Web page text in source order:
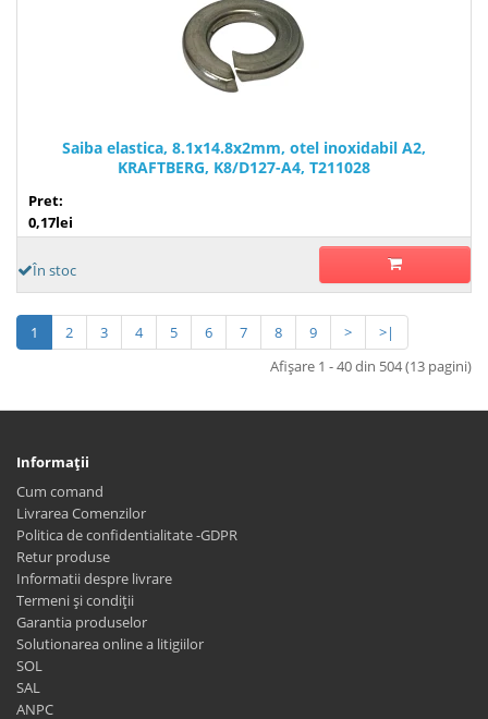
Saiba elastica, 8.1x14.8x2mm, otel inoxidabil A2,
KRAFTBERG, K8/D127-A4, T211028
Pret:
0,17lei
În stoc
1 2 3 4 5 6 7 8 9 >
>|
Afişare 1 - 40 din 504 (13 pagini)
Informaţii
Cum comand
Livrarea Comenzilor
Politica de confidentialitate -GDPR
Retur produse
Informatii despre livrare
Termeni și condiții
Garantia produselor
Solutionarea online a litigiilor
SOL
SAL
ANPC